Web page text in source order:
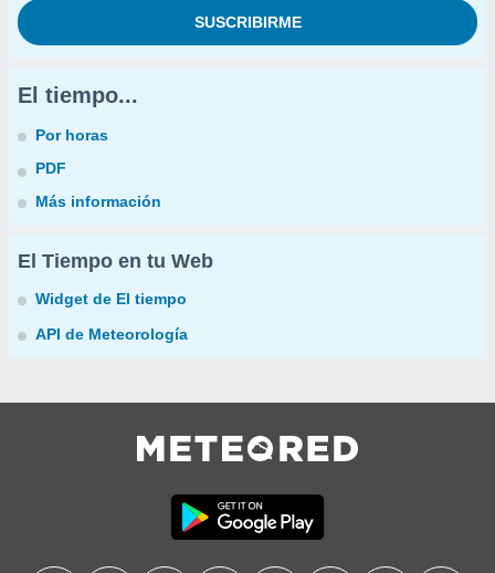
El tiempo...
Por horas
PDF
Más información
El Tiempo en tu Web
Widget de El tiempo
API de Meteorología